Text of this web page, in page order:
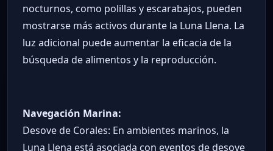
nocturnos, como polillas y escarabajos, pueden
mostrarse más activos durante la Luna Llena. La
luz adicional puede aumentar la eficacia de la
búsqueda de alimentos y la reproducción.
Navegación Marina:
Desove de Corales: En ambientes marinos, la
Luna Llena está asociada con eventos de desove